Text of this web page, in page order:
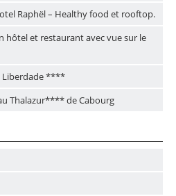
Raphël – Healthy food et rooftop.
hôtel et restaurant avec vue sur le
Liberdade ****
Thalazur**** de Cabourg